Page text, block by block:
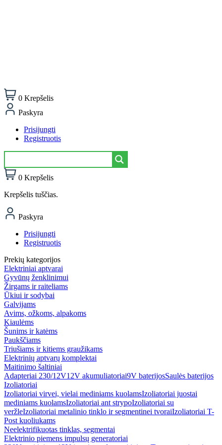
0 Krepšelis
Paskyra
Prisijungti
Registruotis
0 Krepšelis
Krepšelis tuščias.
Paskyra
Prisijungti
Registruotis
Prekių kategorijos
Elektriniai aptvarai
Gyvūnų ženklinimui
Žirgams ir raiteliams
Ūkiui ir sodybai
Galvijams
Avims, ožkoms, alpakoms
Kiaulėms
Šunims ir katėms
Paukščiams
Triušiams ir kitiems graužikams
Elektrinių aptvarų komplektai
Maitinimo šaltiniai
Adapteriai 230/12V12V akumuliatoriai9V baterijosSaulės baterijos
Izoliatoriai
Izoliatoriai virvei, vielai mediniams kuolamsIzoliatoriai juostai
mediniams kuolamsIzoliatoriai ant strypoIzoliatoriai su
veržleIzoliatoriai metalinio tinklo ir segmentinei tvoraiIzoliatoriai T-
Post kuoliukams
Neelektrifikuotas tinklas, segmentai
Elektrinio piemens impulsų generatoriai